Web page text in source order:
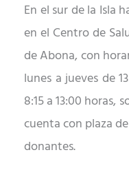
En el sur de la Isla
en el Centro de
de Abona, con
lunes a jueves de
8:15 a 13:00 horas,
cuenta con plaza
donantes.